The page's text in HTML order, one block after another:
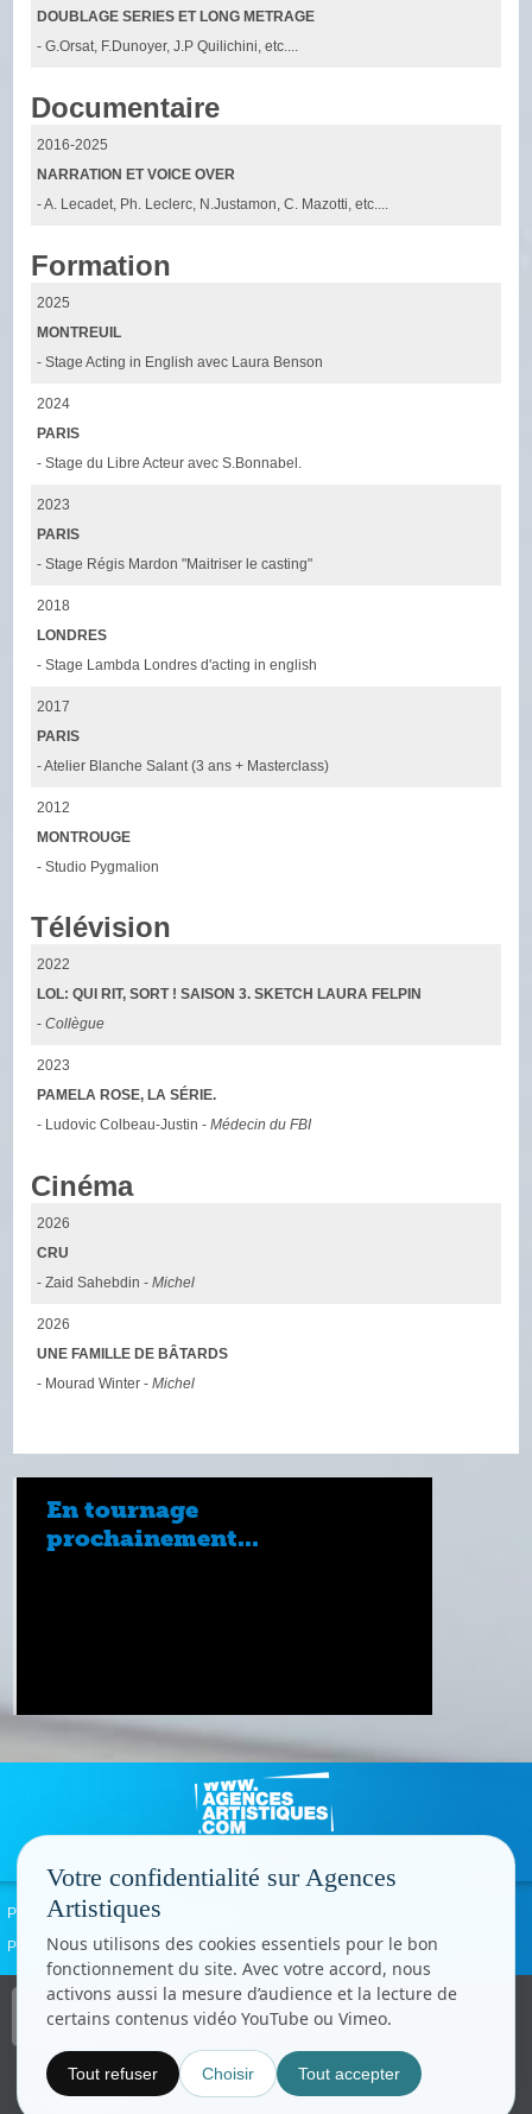
DOUBLAGE SERIES ET LONG METRAGE
- G.Orsat, F.Dunoyer, J.P Quilichini, etc....
Documentaire
2016-2025
NARRATION ET VOICE OVER
- A. Lecadet, Ph. Leclerc, N.Justamon, C. Mazotti, etc....
Formation
2025
MONTREUIL
- Stage Acting in English avec Laura Benson
2024
PARIS
- Stage du Libre Acteur avec S.Bonnabel.
2023
PARIS
- Stage Régis Mardon "Maitriser le casting"
2018
LONDRES
- Stage Lambda Londres d'acting in english
2017
PARIS
- Atelier Blanche Salant (3 ans + Masterclass)
2012
MONTROUGE
- Studio Pygmalion
Télévision
2022
LOL: QUI RIT, SORT ! SAISON 3. SKETCH LAURA FELPIN
-Collègue
2023
PAMELA ROSE, LA SÉRIE.
- Ludovic Colbeau-Justin -Médecin du FBI
Cinéma
2026
CRU
- Zaid Sahebdin -Michel
2026
UNE FAMILLE DE BÂTARDS
- Mourad Winter -Michel
En tournage
prochainement...
Politique de confidentialité
Paramètres cookies
Copyright © CC.Comunication
Tous droits réservés
Votre confidentialité sur Agences
Artistiques
Nous utilisons des cookies essentiels pour le bon
fonctionnement du site. Avec votre accord, nous
activons aussi la mesure d’audience et la lecture de
certains contenus vidéo YouTube ou Vimeo.
Tout refuser Choisir Tout accepter